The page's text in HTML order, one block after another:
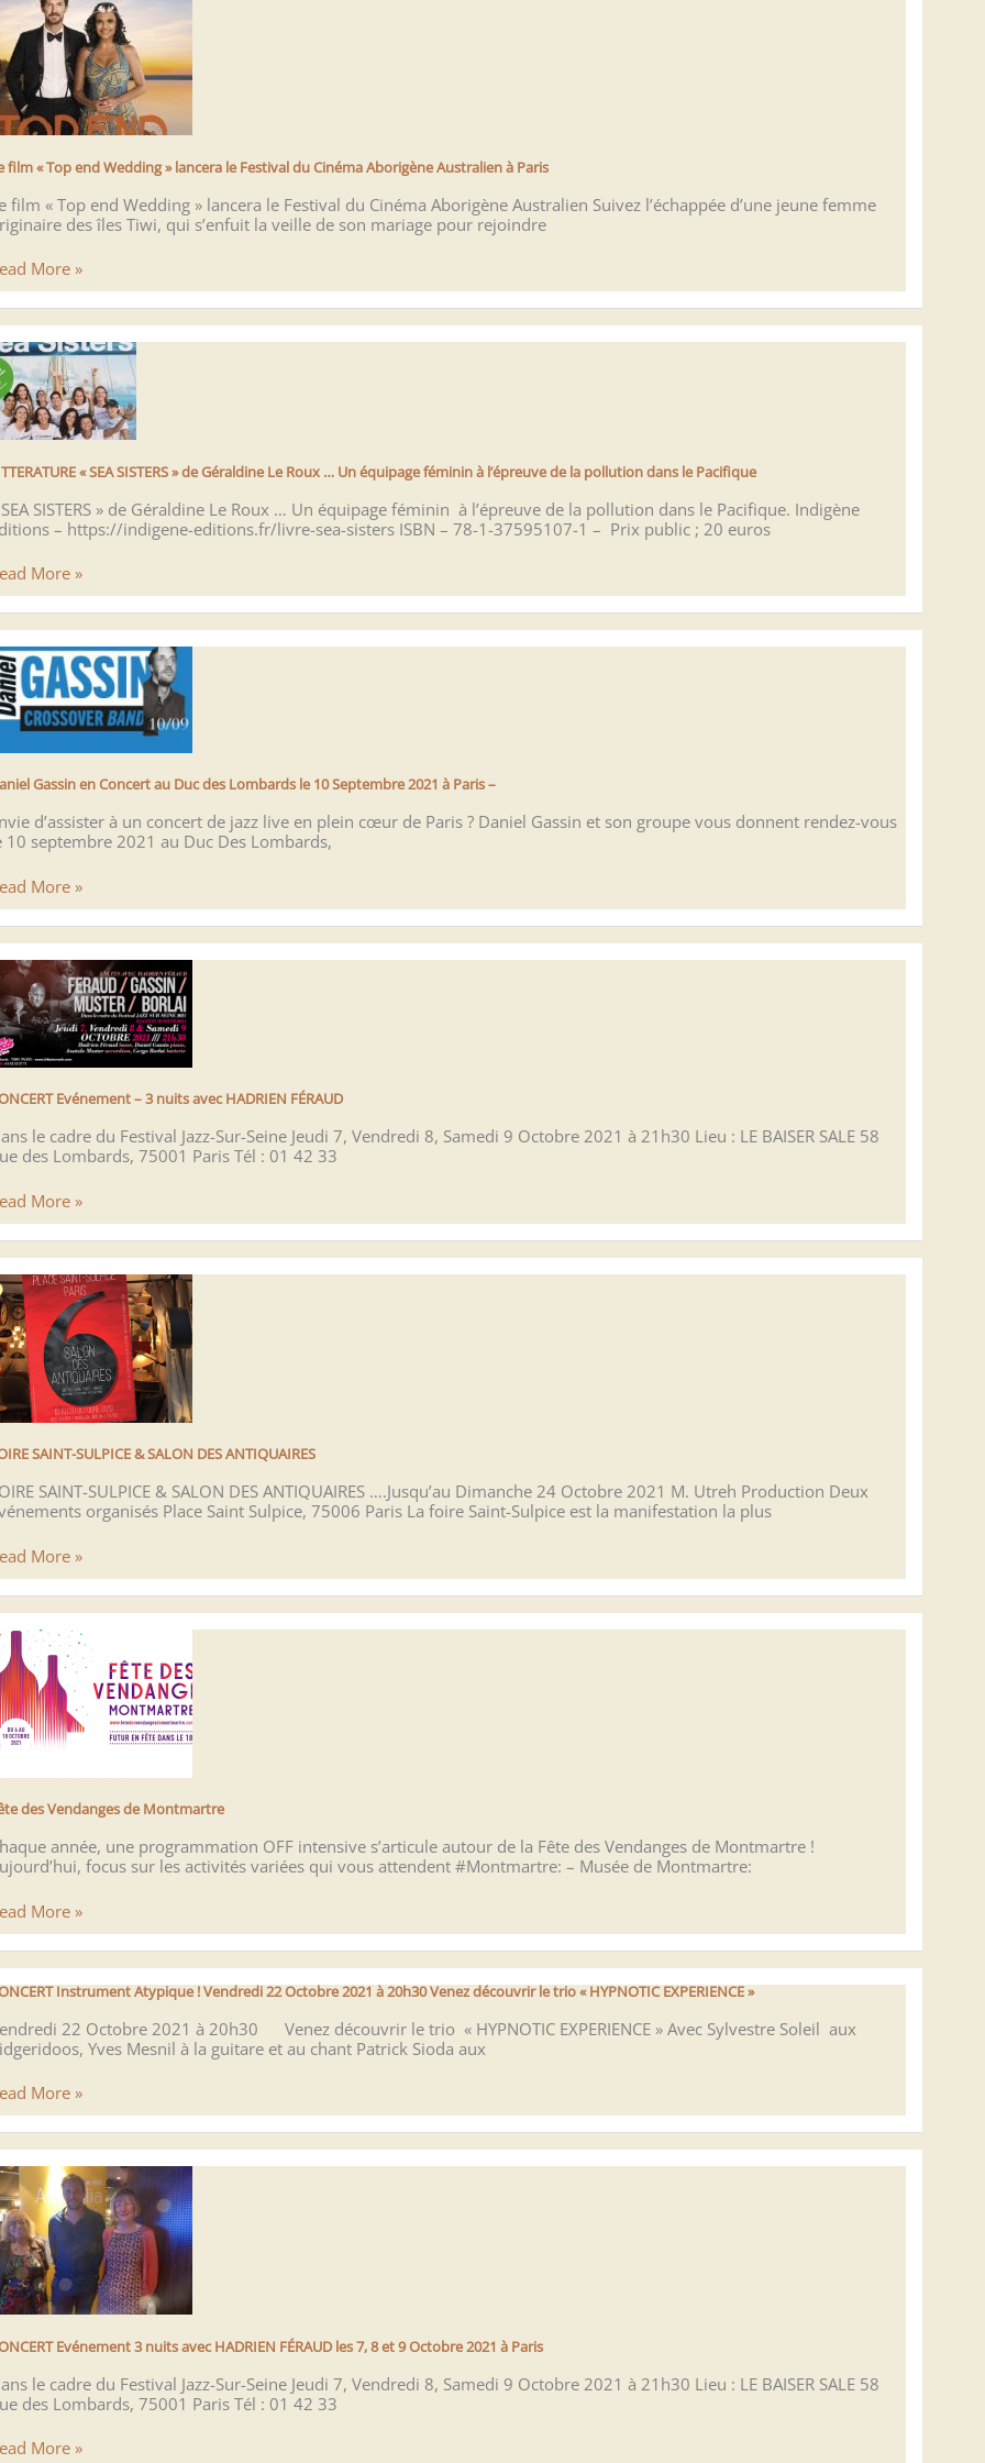
Du
film « Top end Wedding » lancera le Festival du Cinéma Aborigène Australien à Paris
film « Top end Wedding » lancera le Festival du Cinéma Aborigène Australien Suivez l’échappée d’une jeune femme
des îles Tiwi, qui s’enfuit la veille de son mariage pour rejoindre
»
More »
« SEA SISTERS » de Géraldine Le Roux … Un équipage féminin à l’épreuve de la pollution dans le Pacifique
SEA SISTERS » de Géraldine Le Roux … Un équipage féminin à l’épreuve de la pollution dans le Pacifique. Indigène
– https://indigene-editions.fr/livre-sea-sisters ISBN – 78-1-37595107-1 – Prix public ; 20 euros
Roux
féminin
More »
Gassin en Concert au Duc des Lombards le 10 Septembre 2021 à Paris –
d’assister à un concert de jazz live en plein cœur de Paris ? Daniel Gassin et son groupe vous donnent rendez-vous
10 septembre 2021 au Duc Des Lombards,
Duc
des
More »
Evénement – 3 nuits avec HADRIEN FÉRAUD
le cadre du Festival Jazz-Sur-Seine Jeudi 7, Vendredi 8, Samedi 9 Octobre 2021 à 21h30 Lieu : LE BAISER SALE 58
des Lombards, 75001 Paris Tél : 01 42 33
More »
SAINT-SULPICE & SALON DES ANTIQUAIRES
SAINT-SULPICE & SALON DES ANTIQUAIRES ….Jusqu’au Dimanche 24 Octobre 2021 M. Utreh Production Deux
organisés Place Saint Sulpice, 75006 Paris La foire Saint-Sulpice est la manifestation la plus
SALON
More »
des Vendanges de Montmartre
année, une programmation OFF intensive s’articule autour de la Fête des Vendanges de Montmartre !
focus sur les activités variées qui vous attendent #Montmartre: – Musée de Montmartre:
More »
Instrument Atypique ! Vendredi 22 Octobre 2021 à 20h30 Venez découvrir le trio « HYPNOTIC EXPERIENCE »
22 Octobre 2021 à 20h30 Venez découvrir le trio « HYPNOTIC EXPERIENCE » Avec Sylvestre Soleil aux
Yves Mesnil à la guitare et au chant Patrick Sioda aux
More »
Evénement 3 nuits avec HADRIEN FÉRAUD les 7, 8 et 9 Octobre 2021 à Paris
le cadre du Festival Jazz-Sur-Seine Jeudi 7, Vendredi 8, Samedi 9 Octobre 2021 à 21h30 Lieu : LE BAISER SALE 58
des Lombards, 75001 Paris Tél : 01 42 33
More »